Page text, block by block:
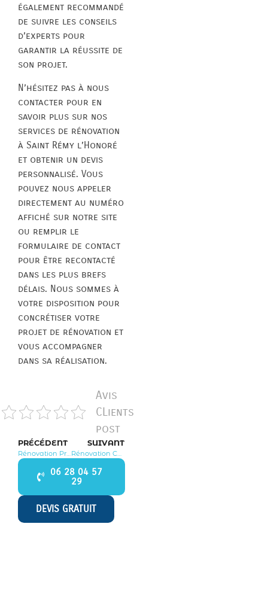
également recommandé
de suivre les conseils
d’experts pour
garantir la réussite de
son projet.
N’hésitez pas à nous
contacter pour en
savoir plus sur nos
services de rénovation
à Saint Rémy l’Honoré
et obtenir un devis
personnalisé. Vous
pouvez nous appeler
directement au numéro
affiché sur notre site
ou remplir le
formulaire de contact
pour être recontacté
dans les plus brefs
délais. Nous sommes à
votre disposition pour
concrétiser votre
projet de rénovation et
vous accompagner
dans sa réalisation.
Avis
CLients
post
PRÉCÉDENT SUIVANT
06 28 04 57
29
DEVIS GRATUIT